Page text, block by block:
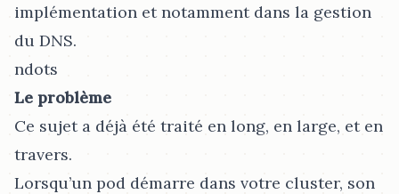
implémentation et notamment dans la gestion
du DNS.
ndots
Le problème
Ce sujet a déjà été traité en long, en large, et en
travers.
Lorsqu’un pod démarre dans votre cluster, son